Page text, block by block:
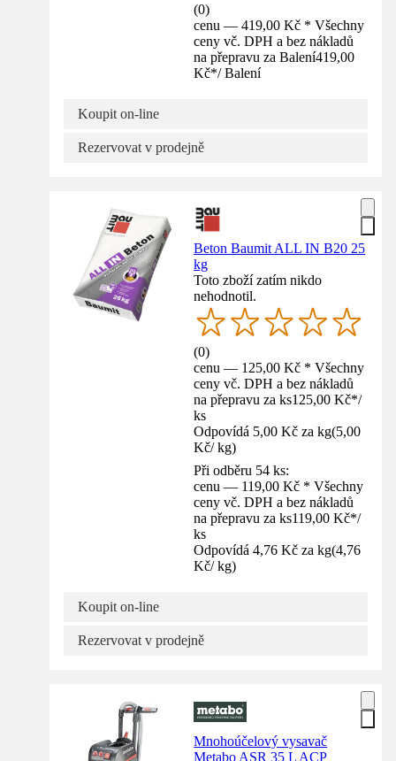
(0)
cenu — 419,00 Kč * Všechny
ceny vč. DPH a bez nákladů
na přepravu za Balení419,00
Kč*/ Balení
Koupit on-line
Rezervovat v prodejně
Beton Baumit ALL IN B20 25
kg
Toto zboží zatím nikdo
nehodnotil.
(0)
cenu — 125,00 Kč * Všechny
ceny vč. DPH a bez nákladů
na přepravu za ks125,00 Kč*/
ks
Odpovídá 5,00 Kč za kg(5,00
Kč/ kg)
Při odběru 54 ks:
cenu — 119,00 Kč * Všechny
ceny vč. DPH a bez nákladů
na přepravu za ks119,00 Kč*/
ks
Odpovídá 4,76 Kč za kg(4,76
Kč/ kg)
Koupit on-line
Rezervovat v prodejně
Mnohoúčelový vysavač
Metabo ASR 35 L ACP